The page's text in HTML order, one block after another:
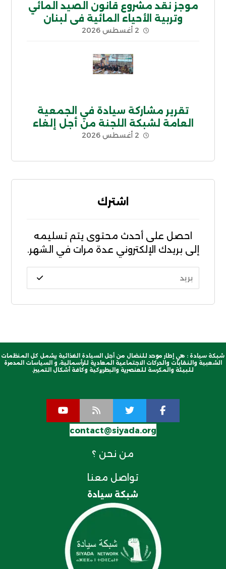
موجز نقد مشروع قانون الصيد المائي
وتربية الأحياء المائية في لبنان
2 أغسطس 2026
تقرير مشاركة سيادة في الجمعية
العامة لشبكة اللجنة من أجل إلغاء
الديون غير الشرعية CADTM بإفريقيا
2 أغسطس 2026
اشترك
احصل على أحدث محتوى يتم تسليمه
إلى بريدك الإلكتروني عدة مرات في الشهر.
شبكة سيادة : هي إطار موحد للنضال من أجل السيادة الغذائية يشمل كل المنظمات
الشعبية والنقابات والحركات الاجتماعية المعادية للرأسمالية، و السياسات المدمرة
للبيئة والمكرسة للعنصرية والبطريركية وكافة أشكال التمييز.
contact@siyada.org
من نحن ؟
تواصل معنا
شبكة سيادة